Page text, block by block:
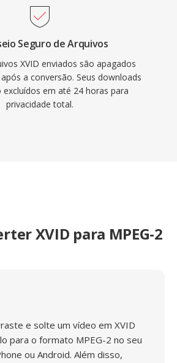
Seguro de Arquivos
XVID enviados são apagados
a conversão. Seus downloads
excluídos em até 24 horas para
privacidade total.
XVID para MPEG-2
e solte um vídeo em XVID
para o formato MPEG-2 no seu
ou Android. Além disso,